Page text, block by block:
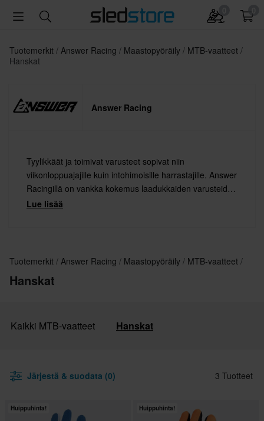
Tuotemerkit Answer Racing Maastopyöräily
MTB-vaatteet
Hanskat
Answer Racing
Tyylikkäät ja toimivat varusteet sopivat niin
viikonloppuajajille kuin intohimoisille harrastajille. Answer
Racingillä on vankka kokemus laadukkaiden varusteiden
kehittämisestä ja toimittamisesta vaativille ajajille.
Lue lisää
Tuotemerkit Answer Racing Maastopyöräily MTB-vaatteet
Hanskat
Kaikki MTB-vaatteet Hanskat
Järjestä & suodata (0) 3 Tuotteet
Huippuhinta! Huippuhinta!